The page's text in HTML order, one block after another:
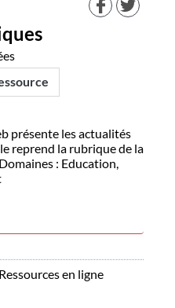
présente les actualités
reprend la rubrique de la
: Education,
en ligne